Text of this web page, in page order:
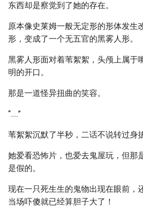
东西却是察觉到了她的存在。
原本像史莱姆一般无定形的形体发生
形，变成了一个无五官的黑雾人形。
黑雾人形面对着苇絮絮，头颅上属于
明的开口。
那是一道怪异扭曲的笑容。
“.....”
苇絮絮沉默了半秒，二话不说转过身
她爱看恐怖片，也爱去鬼屋玩，但那
是假的。
现在一只死生生的鬼物出现在眼前，
当场吓傻就已经算胆子大了！